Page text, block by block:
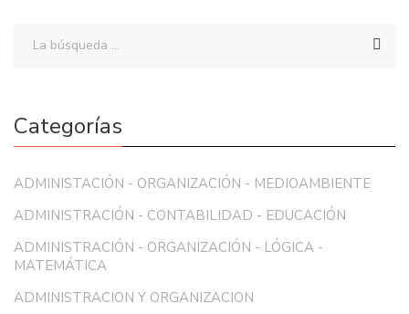
Categorías
ADMINISTACIÓN - ORGANIZACIÓN - MEDIOAMBIENTE
ADMINISTRACIÓN - CONTABILIDAD - EDUCACIÓN
ADMINISTRACIÓN - ORGANIZACIÓN - LÓGICA -
MATEMÁTICA
ADMINISTRACION Y ORGANIZACION